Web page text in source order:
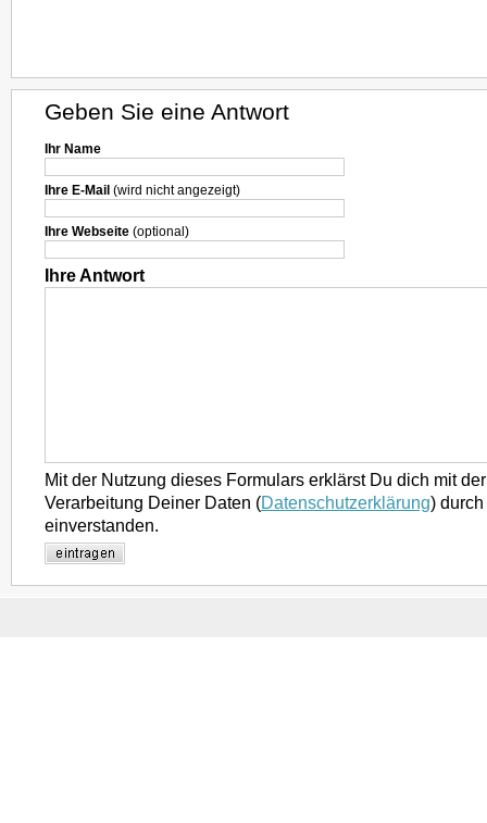
Geben Sie eine Antwort
Ihr Name
Ihre E-Mail (wird nicht angezeigt)
Ihre Webseite (optional)
Ihre Antwort
Mit der Nutzung dieses Formulars erklärst Du dich mit
Verarbeitung Deiner Daten (Datenschutzerklärung)
einverstanden.